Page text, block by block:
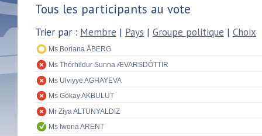
Tous les participants au vote
Trier par : Membre | Pays | Groupe politique | Choix
Ms Boriana ÅBERG
Ms Thórhildur Sunna ÆVARSDÓTTIR
Ms Ulviyye AGHAYEVA
Ms Gökay AKBULUT
Mr Ziya ALTUNYALDIZ
Ms Iwona ARENT